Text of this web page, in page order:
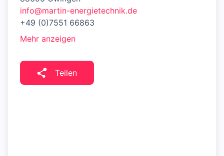
info@martin-energietechnik.de
+49 (0)7551 66863
Mehr anzeigen
Teilen